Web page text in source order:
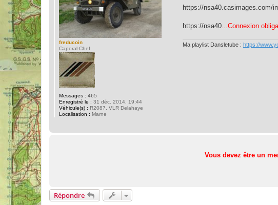
freducoin
Caporal-Chef
Messages : 465
Enregistré le : 31 déc. 2014, 19:44
Véhicule(s) : R2087, VLR Delahaye
Localisation : Marne
g
e
https://nsa40.casimages.com/
https://nsa40 ...Connexion
Ma playlist Dansletube : https://
Vous devez être un
Répondre